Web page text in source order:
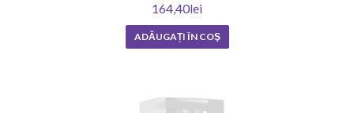
164,40lei
ADĂUGAȚI ÎN COŞ